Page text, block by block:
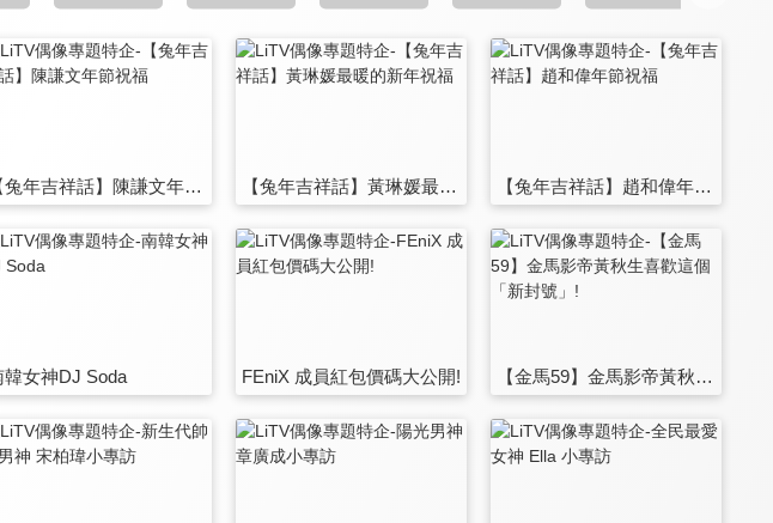
【兔年吉祥話】陳謙文年節祝福 【兔年吉祥話】黃琳媛最暖的新年祝福 【兔年吉祥話】趙和偉年節祝福
韓女神DJ Soda FEniX 成員紅包價碼大公開! 【金馬59】金馬影帝黃秋生喜歡這個「新封號」!